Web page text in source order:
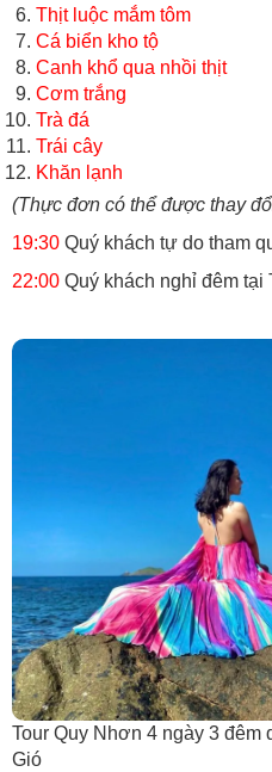
Thịt luộc mắm tôm
Cá biển kho tộ
Canh khổ qua nhồi thịt
Cơm trắng
Trà đá
Trái cây
Khăn lạnh
(Thực đơn có thể được thay
19:30 Quý khách tự do tham
22:00 Quý khách nghỉ đêm tại
Tour Quy Nhơn 4 ngày 3 đêm
Gió